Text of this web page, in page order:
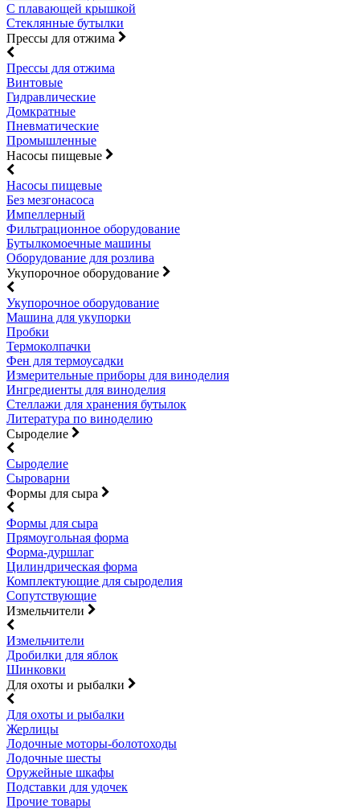
С плавающей крышкой
Стеклянные бутылки
Прессы для отжима
Прессы для отжима
Винтовые
Гидравлические
Домкратные
Пневматические
Промышленные
Насосы пищевые
Насосы пищевые
Без мезгонасоса
Импеллерный
Фильтрационное оборудование
Бутылкомоечные машины
Оборудование для розлива
Укупорочное оборудование
Укупорочное оборудование
Машина для укупорки
Пробки
Термоколпачки
Фен для термоусадки
Измерительные приборы для виноделия
Ингредиенты для виноделия
Стеллажи для хранения бутылок
Литература по виноделию
Сыроделие
Сыроделие
Сыроварни
Формы для сыра
Формы для сыра
Прямоугольная форма
Форма-дуршлаг
Цилиндрическая форма
Комплектующие для сыроделия
Сопутствующие
Измельчители
Измельчители
Дробилки для яблок
Шинковки
Для охоты и рыбалки
Для охоты и рыбалки
Жерлицы
Лодочные моторы-болотоходы
Лодочные шесты
Оружейные шкафы
Подставки для удочек
Прочие товары